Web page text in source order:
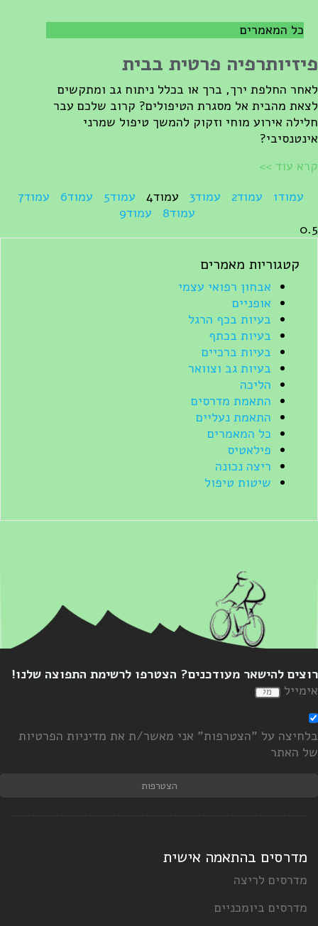
כל המאמרים
פרטית בבית
החלפת ירך, ברך או בכלל ניתוח גב ומתקשים
מהבית אל מסגרת הטיפולים? קרוב שלכם עבר
אירוע מוחי וזקוק להמשך טיפול שמרני
עוד >>
עמוד1 עמוד2 עמוד3 עמוד4 עמוד5 עמוד6 עמוד7
עמוד8 עמוד9
קטגוריות מאמרים
אבחון רפואי עצמי
אופניים
בעיות בכף הרגל
בעיות בכתף
בעיות ברכיים
בעיות גב וצוואר
הליכה
התאמת מדרסים
התאמת נעליים
כל המאמרים
פילאטיס
ריצה נכונה
שיטות טיפול
להישאר מעודכנים? הצטרפו לרשימת התפוצה שלנו!
על "הצטרפות" אני מאשר/ת את מדיניות הפרטיות
האתר
הצטרפות
מדרסים בהתאמה אישית
מדרסים לריצה
מדרסים ביומכניים